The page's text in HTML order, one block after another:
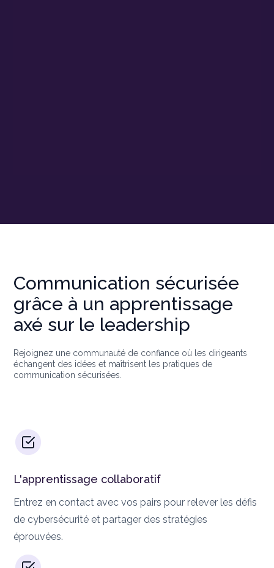
Communication sécurisée
grâce à un apprentissage
axé sur le leadership
Rejoignez une communauté de confiance où les dirigeants
échangent des idées et maîtrisent les pratiques de
communication sécurisées.
L'apprentissage collaboratif
Entrez en contact avec vos pairs pour relever les défis
de cybersécurité et partager des stratégies
éprouvées.